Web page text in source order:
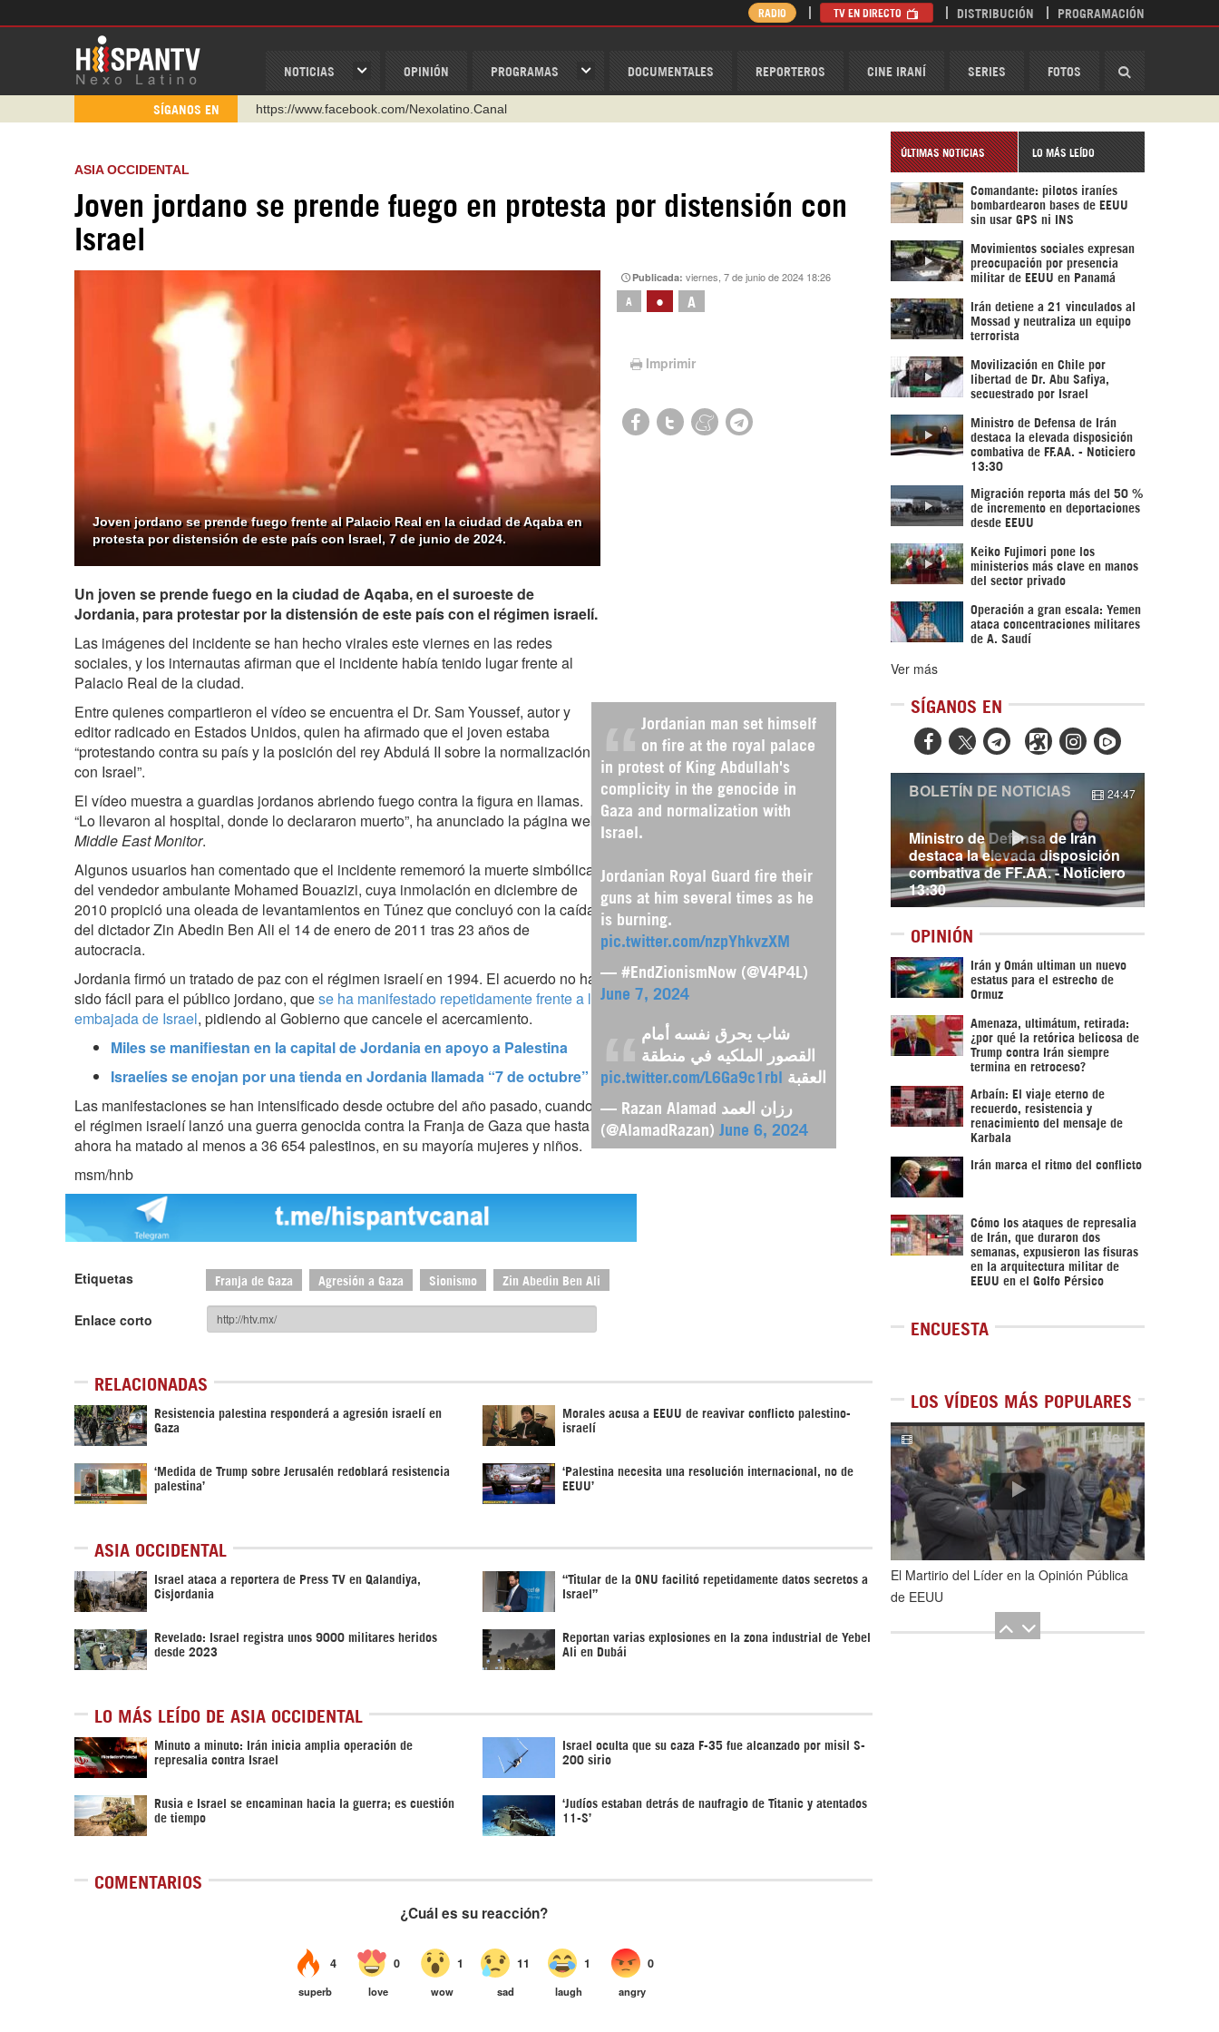
NOTICIAS OPINIÓN PROGRAMAS DOCUMENTALES REPORTEROS CINE IRANÍ SERIES FOTOS
RADIO TV EN DIRECTO DISTRIBUCIÓN PROGRAMACIÓN
SÍGANOS EN
https://www.facebook.com/Nexolatino.Canal
https://urmedium.com/c/hispantv
Instagram como: hispan_tv
ASIA OCCIDENTAL
Joven jordano se prende fuego en protesta por distensión con
Israel
Joven jordano se prende fuego frente al Palacio Real en la ciudad de Aqaba en
protesta por distensión de este país con Israel, 7 de junio de 2024.
Publicada:viernes, 7 de junio de 2024 18:26
A • A
Imprimir
Un joven se prende fuego en la ciudad de Aqaba, en el suroeste de
Jordania, para protestar por la distensión de este país con el régimen israelí.
Las imágenes del incidente se han hecho virales este viernes en las redes
sociales, y los internautas afirman que el incidente había tenido lugar frente al
Palacio Real de la ciudad.
Jordanian man set himself
on fire at the royal palace
in protest of King Abdullah's
complicity in the genocide in
Gaza and normalization with
Israel.
Jordanian Royal Guard fire their
guns at him several times as he
is burning.
pic.twitter.com/nzpYhkvzXM
— #EndZionismNow (@V4P4L)
June 7, 2024
Entre quienes compartieron el vídeo se encuentra el Dr. Sam Youssef, autor y
editor radicado en Estados Unidos, quien ha afirmado que el joven estaba
“protestando contra su país y la posición del rey Abdulá II sobre la normalización
con Israel”.
El vídeo muestra a guardias jordanos abriendo fuego contra la figura en llamas.
“Lo llevaron al hospital, donde lo declararon muerto”, ha anunciado la página web
Middle East Monitor.
شاب يحرق نفسه أمام
القصور الملكيه في منطقة
العقبة pic.twitter.com/L6Ga9c1rbl
— Razan Alamad رزان العمد
(@AlamadRazan) June 6, 2024
Algunos usuarios han comentado que el incidente rememoró la muerte simbólica
del vendedor ambulante Mohamed Bouazizi, cuya inmolación en diciembre de
2010 propició una oleada de levantamientos en Túnez que concluyó con la caída
del dictador Zin Abedin Ben Ali el 14 de enero de 2011 tras 23 años de
autocracia.
Jordania firmó un tratado de paz con el régimen israelí en 1994. El acuerdo no ha
sido fácil para el público jordano, quese ha manifestado repetidamente frente a la
embajada de Israel, pidiendo al Gobierno que cancele el acercamiento.
Miles se manifiestan en la capital de Jordania en apoyo a Palestina
Israelíes se enojan por una tienda en Jordania llamada “7 de octubre”
Las manifestaciones se han intensificado desde octubre del año pasado, cuando
el régimen israelí lanzó una guerra genocida contra la Franja de Gaza que hasta
ahora ha matado al menos a 36 654 palestinos, en su mayoría mujeres y niños.
msm/hnb
Etiquetas Franja de Gaza Agresión a Gaza Sionismo Zin Abedin Ben Ali
Enlace corto
RELACIONADAS
Resistencia palestina responderá a agresión israelí en
Gaza
Morales acusa a EEUU de reavivar conflicto palestino-
israelí
‘Medida de Trump sobre Jerusalén redoblará resistencia
palestina’
‘Palestina necesita una resolución internacional, no de
EEUU’
ASIA OCCIDENTAL
Israel ataca a reportera de Press TV en Qalandiya,
Cisjordania
“Titular de la ONU facilitó repetidamente datos secretos a
Israel”
Revelado: Israel registra unos 9000 militares heridos
desde 2023
Reportan varias explosiones en la zona industrial de Yebel
Ali en Dubái
LO MÁS LEÍDO DE ASIA OCCIDENTAL
Minuto a minuto: Irán inicia amplia operación de
represalia contra Israel
Israel oculta que su caza F-35 fue alcanzado por misil S-
200 sirio
Rusia e Israel se encaminan hacia la guerra; es cuestión
de tiempo
‘Judíos estaban detrás de naufragio de Titanic y atentados
11-S’
COMENTARIOS
ÚLTIMAS NOTICIAS LO MÁS LEÍDO
Comandante: pilotos iraníes
bombardearon bases de EEUU
sin usar GPS ni INS
Movimientos sociales expresan
preocupación por presencia
militar de EEUU en Panamá
Irán detiene a 21 vinculados al
Mossad y neutraliza un equipo
terrorista
Movilización en Chile por
libertad de Dr. Abu Safiya,
secuestrado por Israel
Ministro de Defensa de Irán
destaca la elevada disposición
combativa de FF.AA. - Noticiero
13:30
Migración reporta más del 50 %
de incremento en deportaciones
desde EEUU
Keiko Fujimori pone los
ministerios más clave en manos
del sector privado
Operación a gran escala: Yemen
ataca concentraciones militares
de A. Saudí
Ver más
SÍGANOS EN
  
Ministro de Defensa de Irán
destaca la elevada disposición
combativa de FF.AA. - Noticiero
13:30
BOLETÍN DE NOTICIAS 24:47
OPINIÓN
Irán y Omán ultiman un nuevo
estatus para el estrecho de
Ormuz
Amenaza, ultimátum, retirada:
¿por qué la retórica belicosa de
Trump contra Irán siempre
termina en retroceso?
Arbaín: El viaje eterno de
recuerdo, resistencia y
renacimiento del mensaje de
Karbala
Irán marca el ritmo del conflicto
Cómo los ataques de represalia
de Irán, que duraron dos
semanas, expusieron las fisuras
en la arquitectura militar de
EEUU en el Golfo Pérsico
ENCUESTA
LOS VÍDEOS MÁS POPULARES
1de5
El Martirio del Líder en la Opinión Pública
de EEUU